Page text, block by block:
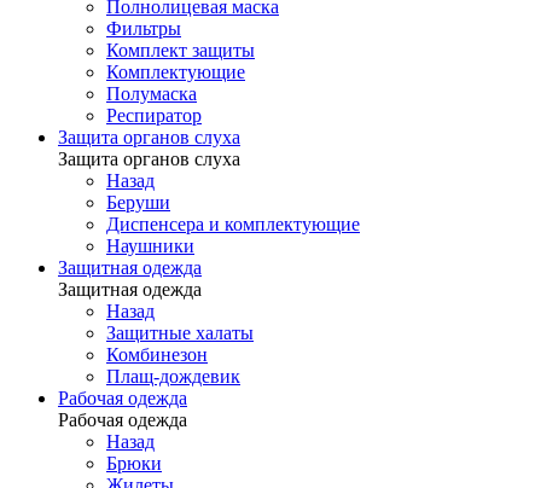
Полнолицевая маска
Фильтры
Комплект защиты
Комплектующие
Полумаска
Респиратор
Защита органов слуха
Защита органов слуха
Назад
Беруши
Диспенсера и комплектующие
Наушники
Защитная одежда
Защитная одежда
Назад
Защитные халаты
Комбинезон
Плащ-дождевик
Рабочая одежда
Рабочая одежда
Назад
Брюки